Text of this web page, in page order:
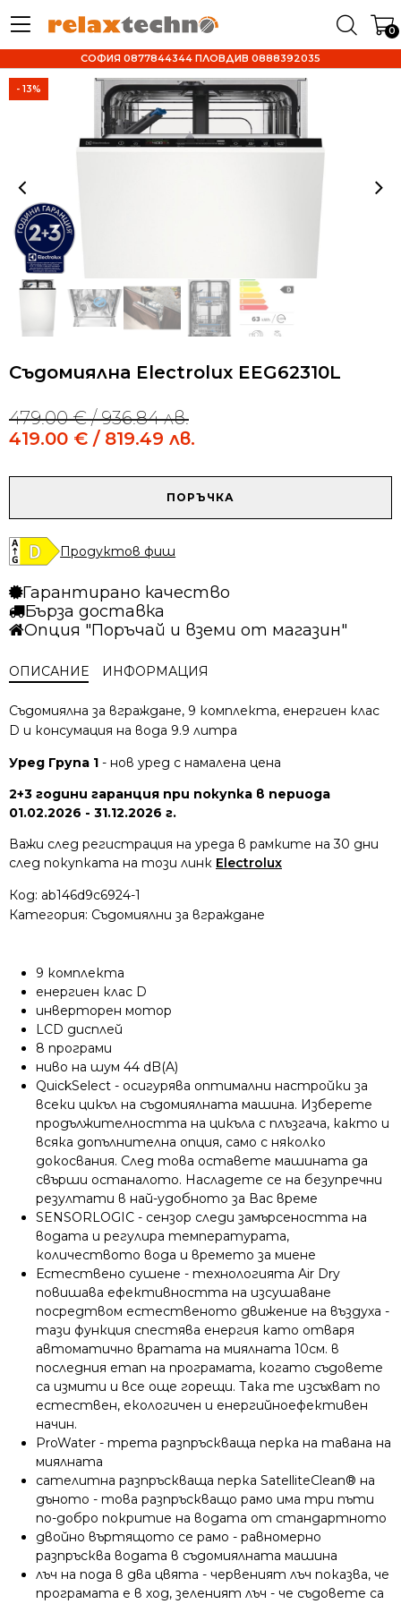
0
СОФИЯ 0877844344 ПЛОВДИВ 0888392035
- 13%
Съдомиялна Electrolux EEG62310L
479.00€/ 936.84 лв.
Original
price
479.00 €
419.00 € / 819.49 лв.
Current
price
419.00 €
Electrolux
EEG62310L
ПОРЪЧКА
Продуктов фиш
Гарантирано качество
Бърза доставка
Опция "Поръчай и вземи от магазин"
ОПИСАНИЕ ИНФОРМАЦИЯ
Съдомиялна за вграждане, 9 комплекта, енергиен клас
D и консумация на вода 9.9 литра
Уред Група 1 - нов уред с намалена цена
2+3 години гаранция при покупка в периода
01.02.2026 - 31.12.2026 г.
Важи след регистрация на уреда в рамките на 30 дни
след покупката на този линк Electrolux
Код: ab146d9c6924-1
Категория: Съдомиялни за вграждане
9 комплекта
енергиен клас D
инверторен мотор
LCD дисплей
8 програми
ниво на шум 44 dB(A)
QuickSelect - осигурява оптимални настройки за
всеки цикъл на съдомиялната машина. Изберете
продължителността на цикъла с плъзгача, както и
всяка допълнителна опция, само с няколко
докосвания. След това оставете машината да
свърши останалото. Насладете се на безупречни
резултати в най-удобното за Вас време
SENSORLOGIC - сензор следи замърсеността на
водата и регулира температурата,
количеството вода и времето за миене
Естествено сушене - технологията Air Dry
повишава ефективността на изсушаване
посредтвом естественото движение на въздуха -
тази функция спестява енергия като отваря
автоматично вратата на миялната 10см. в
последния етап на програмата, когато съдовете
са измити и все още горещи. Така те изсъхват по
естествен, екологичен и енергийноефективен
начин.
ProWater - трета разпръскваща перка на тавана на
миялната
сателитна разпръскваща перка SatelliteClean® на
дъното - това разпръскващо рамо има три пъти
по-добро покритие на водата от стандартното
двойно въртящото се рамо - равномерно
разпръсква водата в съдомиялната машина
лъч на пода в два цвята - червеният лъч показва, че
програмата е в ход, зеленият лъч - че съдовете са